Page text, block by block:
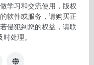
学习和交流使用，版权
软件或服务，请购买正
侵犯到您的权益，请联
处理。